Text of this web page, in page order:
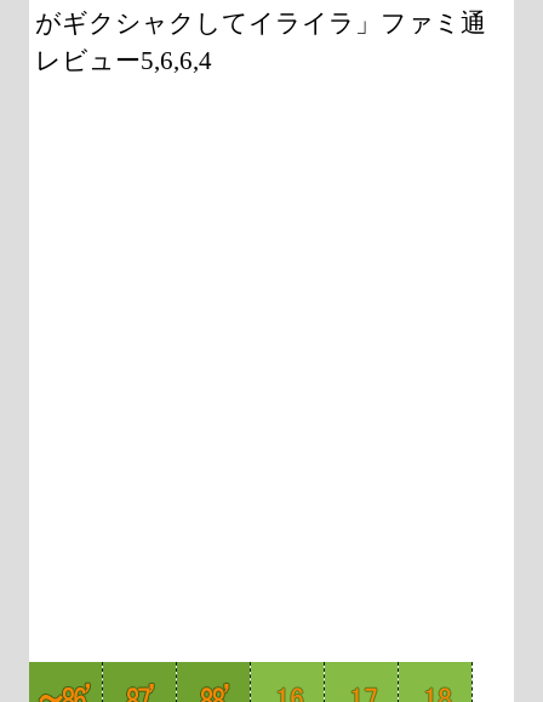
がギクシャクしてイライラ」ファミ通
レビュー5,6,6,4